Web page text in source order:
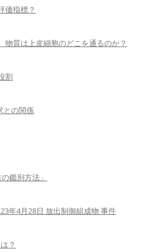
価指標？
物質は上皮細胞のどこを通るのか？
割
との関係
鑑別方法」
年4月28日 放出制御組成物 事件
？